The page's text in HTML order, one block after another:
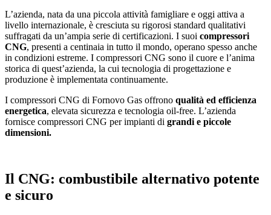
L’azienda, nata da una piccola attività famigliare e oggi attiva a
livello internazionale, è cresciuta su rigorosi standard qualitativi
suffragati da un’ampia serie di certificazioni. I suoi compressori
CNG, presenti a centinaia in tutto il mondo, operano spesso anche
in condizioni estreme. I compressori CNG sono il cuore e l’anima
storica di quest’azienda, la cui tecnologia di progettazione e
produzione è implementata continuamente.
I compressori CNG di Fornovo Gas offrono qualità ed efficienza
energetica, elevata sicurezza e tecnologia oil-free. L’azienda
fornisce compressori CNG per impianti di grandi e piccole
dimensioni.
Il CNG: combustibile alternativo potente
e sicuro